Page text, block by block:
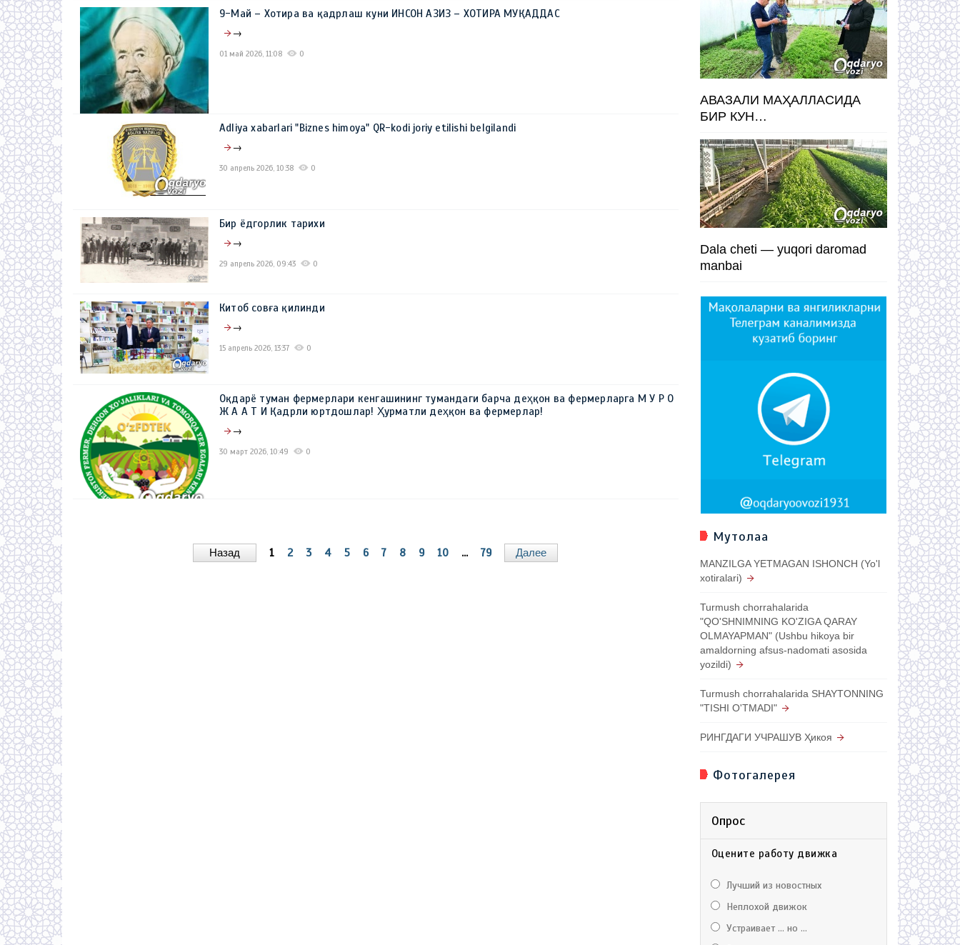
9-Май – Хотира ва қадрлаш куни ИНСОН АЗИЗ – ХОТИРА МУҚАДДАС
→
01 май 2026, 11:08 0
Adliya xabarlari "Biznes himoya" QR-kodi joriy etilishi belgilandi
→
30 апрель 2026, 10:38 0
Бир ёдгорлик тарихи
→
29 апрель 2026, 09:43 0
Китоб совға қилинди
→
15 апрель 2026, 13:37 0
Оқдарё туман фермерлари кенгашининг тумандаги барча деҳқон ва фермерларга М У Р О
Ж А А Т И Қадрли юртдошлар! Ҳурматли деҳқон ва фермерлар!
→
30 март 2026, 10:49 0
Назад 1 2 3 4 5 6 7 8 9 10 ... 79 Далее
АВАЗАЛИ МАҲАЛЛАСИДА
БИР КУН…
Dala cheti — yuqori daromad
manbai
Мутолаа
MANZILGA YETMAGAN ISHONCH (Yo'l
xotiralari)
Turmush chorrahalarida
"QO'SHNIMNING KO'ZIGA QARAY
OLMAYAPMAN" (Ushbu hikoya bir
amaldorning afsus-nadomati asosida
yozildi)
Turmush chorrahalarida SHAYTONNING
"TISHI O'TMADI"
РИНГДАГИ УЧРАШУВ Ҳикоя
Фотогалерея
Опрос
Оцените работу движка
Лучший из новостных
Неплохой движок
Устраивает ... но ...